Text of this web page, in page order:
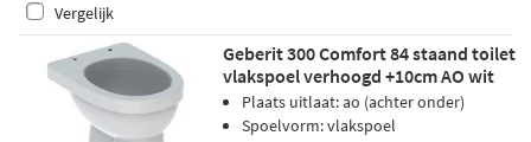
Vergelijk
Geberit 300 Comfort 84 staand toilet
vlakspoel verhoogd +10cm AO wit
Plaats uitlaat: ao (achter onder)
Spoelvorm: vlakspoel